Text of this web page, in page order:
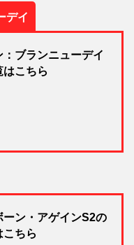
デイ
：ブランニューデイ
こちら
ーン・アゲインS2の
こちら